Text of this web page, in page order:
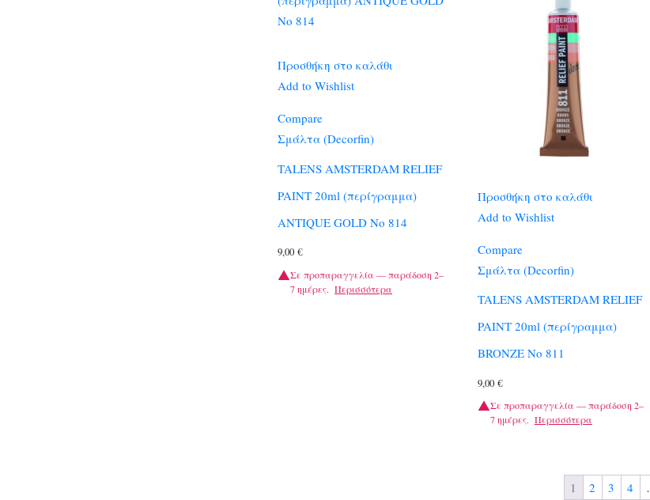
Προσθήκη στο καλάθι
Add to Wishlist
Compare
Σμάλτα (Decorfin)
TALENS AMSTERDAM RELIEF
PAINT 20ml (περίγραμμα)
ANTIQUE GOLD No 814
9,00 €
Σε προπαραγγελία — παράδοση 2–
7 ημέρες. Περισσότερα
Προσθήκη στο καλάθι
Add to Wishlist
Compare
Σμάλτα (Decorfin)
TALENS AMSTERDAM RELIEF
PAINT 20ml (περίγραμμα)
BRONZE No 811
9,00 €
Σε προπαραγγελία — παράδοση 2–
7 ημέρες. Περισσότερα
1 2 3 4